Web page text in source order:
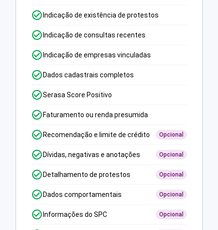
Indicação de existência de protestos
Indicação de consultas recentes
Indicação de empresas vinculadas
Dados cadastrais completos
Serasa Score Positivo
Faturamento ou renda presumida
Recomendação e limite de crédito Opcional
Dívidas, negativas e anotações Opcional
Detalhamento de protestos Opcional
Dados comportamentais Opcional
Informações do SPC Opcional